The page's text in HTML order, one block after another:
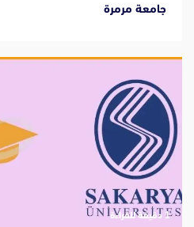
جامعة مرمرة
‫1 دقيقة للقراءة